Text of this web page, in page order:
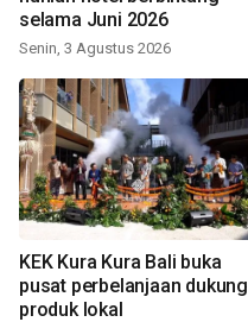
selama Juni 2026
Senin, 3 Agustus 2026
KEK Kura Kura Bali buka
pusat perbelanjaan dukung
produk lokal